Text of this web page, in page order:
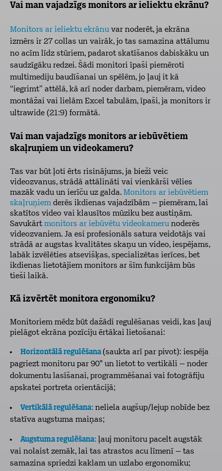
Vai man vajadzīgs monitors ar ieliektu ekrānu?
Monitors ar ieliektu ekrānu var noderēt, ja ekrāna
izmērs ir 27 collas un vairāk, jo tas samazina attālumu
no acīm līdz stūriem, padarot skatīšanos dabiskāku un
saudzīgāku redzei. Šādi monitori īpaši piemēroti
multimediju baudīšanai un spēlēm, jo ļauj it kā
“iegrimt” attēlā, kā arī noder darbam, piemēram, video
montāžai vai lielām Excel tabulām, īpaši, ja monitors ir
ultrawide (21:9) formātā.
Vai man vajadzīgs monitors ar iebūvētiem
skaļruņiem un videokameru?
Tas var būt ļoti ērts risinājums, ja bieži veic
videozvanus, strādā attālināti vai vienkārši vēlies
mazāk vadu un ierīču uz galda. Monitors ar iebūvētiem
skaļruņiem derēs ikdienas vajadzībām – piemēram, lai
skatītos video vai klausītos mūziku bez austiņām.
Savukārt monitors ar iebūvētu videokameru noderēs
videozvaniem. Ja esi profesionāls satura veidotājs vai
strādā ar augstas kvalitātes skaņu un video, iespējams,
labāk izvēlēties atsevišķas, specializētas ierīces, bet
ikdienas lietotājiem monitors ar šīm funkcijām būs
tieši laikā.
Kā izvērtēt monitora ergonomiku?
Monitoriem mēdz būt dažādi regulēšanas veidi, kas ļauj
pielāgot ekrāna pozīciju ērtākai lietošanai:
Horizontālā regulēšana (saukta arī par pivot): iespēja
pagriezt monitoru par 90° un lietot to vertikāli – noder
dokumentu lasīšanai, programmēšanai vai fotogrāfiju
apskatei portreta orientācijā;
Vertikālā regulēšana: neliela augšup/lejup nobīde bez
statīva augstuma maiņas;
Augstuma regulēšana: ļauj monitoru pacelt augstāk
vai nolaist zemāk, lai tas atrastos acu līmenī – tas
samazina spriedzi kaklam un uzlabo ergonomiku;